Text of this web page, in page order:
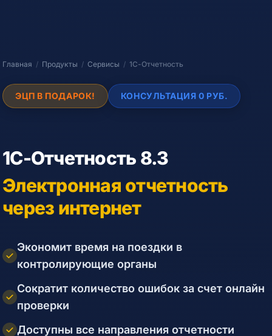
Главная / Продукты / Сервисы / 1С-Отчетность
ЭЦП В ПОДАРОК! КОНСУЛЬТАЦИЯ 0 РУБ.
1С-Отчетность 8.3
Электронная отчетность
через интернет
Экономит время на поездки в
контролирующие органы
Сократит количество ошибок за счет онлайн
проверки
Доступны все направления отчетности